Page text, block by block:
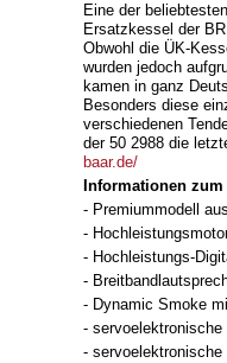
Eine der
Ersatzkessel der
Obwohl die ÜK-
wurden jedoch
kamen in ganz
Besonders diese
verschiedenen
der 50 2988 die
baar.de/
Informationen
- Premiummodell
-
- Hochleistungs-
-
- Dynamic Smoke
- servoelektronische
- servoelektronische